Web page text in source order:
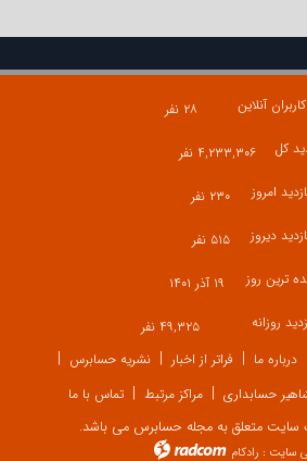
آنلاین
۲۸ نفر
کل
۴,۲۳۳,۳۰۶ نفر
امروز
۲۳۰ نفر
دیروز
۵۱۵ نفر
ترین روز
۱۹ آذر ۱۴۰۱
روزانه
۴۹,۳۲۵ نفر
درباره ما فراتر از اخبار
نشریه حسابرس
حسابداری مراکز مرتبط تماس با ما
سایت متعلق به مجله حسابرس می باشد.
سایت : رادکام radcom